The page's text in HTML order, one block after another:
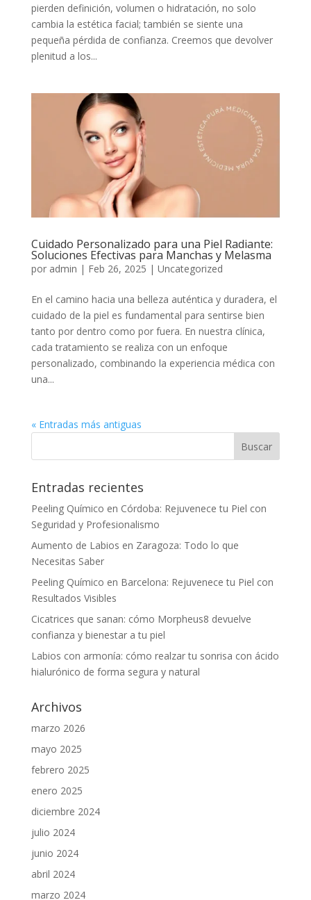
pierden definición, volumen o hidratación, no solo
cambia la estética facial; también se siente una
pequeña pérdida de confianza. Creemos que devolver
plenitud a los...
Cuidado Personalizado para una Piel Radiante:
Soluciones Efectivas para Manchas y Melasma
por admin | Feb 26, 2025 | Uncategorized
En el camino hacia una belleza auténtica y duradera, el
cuidado de la piel es fundamental para sentirse bien
tanto por dentro como por fuera. En nuestra clínica,
cada tratamiento se realiza con un enfoque
personalizado, combinando la experiencia médica con
una...
« Entradas más antiguas
Entradas recientes
Peeling Químico en Córdoba: Rejuvenece tu Piel con
Seguridad y Profesionalismo
Aumento de Labios en Zaragoza: Todo lo que
Necesitas Saber
Peeling Químico en Barcelona: Rejuvenece tu Piel con
Resultados Visibles
Cicatrices que sanan: cómo Morpheus8 devuelve
confianza y bienestar a tu piel
Labios con armonía: cómo realzar tu sonrisa con ácido
hialurónico de forma segura y natural
Archivos
marzo 2026
mayo 2025
febrero 2025
enero 2025
diciembre 2024
julio 2024
junio 2024
abril 2024
marzo 2024